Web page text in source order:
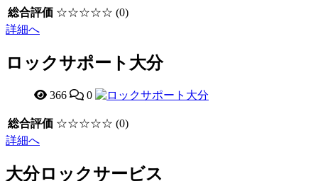
総合評価 ☆☆☆☆☆ (0)
詳細へ
ロックサポート大分
366 0
総合評価 ☆☆☆☆☆ (0)
詳細へ
大分ロックサービス